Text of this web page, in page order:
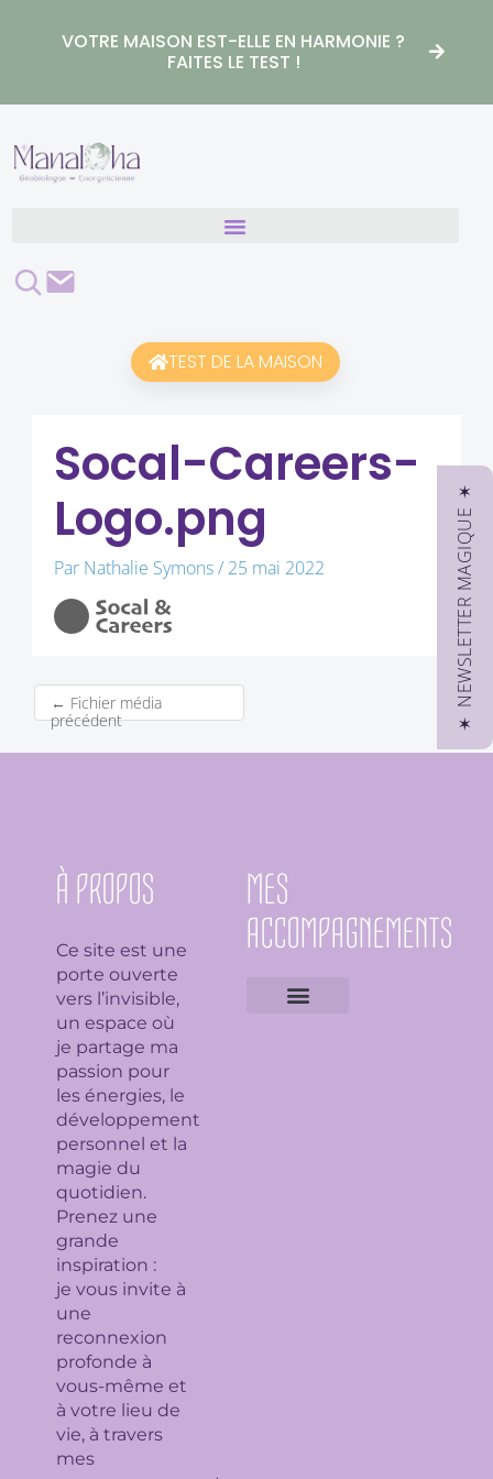
VOTRE MAISON EST-ELLE EN HARMONIE ?
FAITES LE TEST !
Rechercher
Contact
TEST DE LA MAISON
Socal-Careers-
Logo.png
Par Nathalie Symons/ 25 mai 2022
← Fichier média
précédent
✶ NEWSLETTER MAGIQUE ✶
À PROPOS
Ce site est une
porte ouverte
vers l’invisible,
un espace où
je partage ma
passion pour
les énergies, le
développement
personnel et la
magie du
quotidien.
Prenez une
grande
inspiration :
je vous invite à
une
reconnexion
profonde à
vous-même et
à votre lieu de
vie, à travers
mes
MES
ACCOMPAGNEMENTS